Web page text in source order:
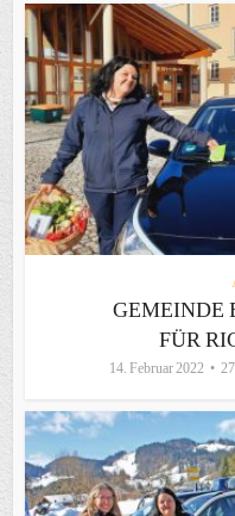
GEMEINDE
FÜR
14. Februar 2022